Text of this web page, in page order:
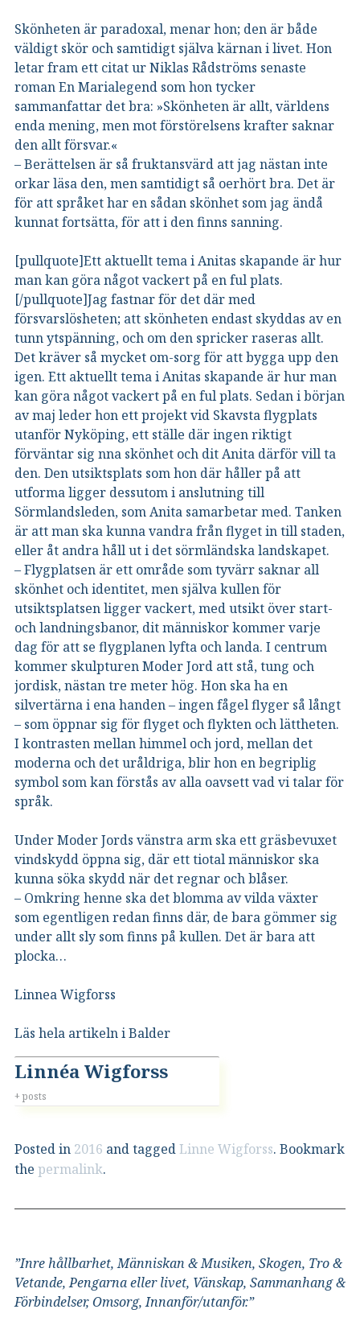
Skönheten är paradoxal, menar hon; den är både
väldigt skör och samtidigt själva kärnan i livet. Hon
letar fram ett citat ur Niklas Rådströms senaste
roman En Marialegend som hon tycker
sammanfattar det bra: »Skönheten är allt, världens
enda mening, men mot förstörelsens krafter saknar
den allt försvar.«
– Berättelsen är så fruktansvärd att jag nästan inte
orkar läsa den, men samtidigt så oerhört bra. Det är
för att språket har en sådan skönhet som jag ändå
kunnat fortsätta, för att i den finns sanning.
[pullquote]Ett aktuellt tema i Anitas skapande är hur
man kan göra något vackert på en ful plats.
[/pullquote]Jag fastnar för det där med
försvarslösheten; att skönheten endast skyddas av en
tunn ytspänning, och om den spricker raseras allt.
Det kräver så mycket om-sorg för att bygga upp den
igen. Ett aktuellt tema i Anitas skapande är hur man
kan göra något vackert på en ful plats. Sedan i början
av maj leder hon ett projekt vid Skavsta flygplats
utanför Nyköping, ett ställe där ingen riktigt
förväntar sig nna skönhet och dit Anita därför vill ta
den. Den utsiktsplats som hon där håller på att
utforma ligger dessutom i anslutning till
Sörmlandsleden, som Anita samarbetar med. Tanken
är att man ska kunna vandra från flyget in till staden,
eller åt andra håll ut i det sörmländska landskapet.
– Flygplatsen är ett område som tyvärr saknar all
skönhet och identitet, men själva kullen för
utsiktsplatsen ligger vackert, med utsikt över start-
och landningsbanor, dit människor kommer varje
dag för att se flygplanen lyfta och landa. I centrum
kommer skulpturen Moder Jord att stå, tung och
jordisk, nästan tre meter hög. Hon ska ha en
silvertärna i ena handen – ingen fågel flyger så långt
– som öppnar sig för flyget och flykten och lättheten.
I kontrasten mellan himmel och jord, mellan det
moderna och det uråldriga, blir hon en begriplig
symbol som kan förstås av alla oavsett vad vi talar för
språk.
Under Moder Jords vänstra arm ska ett gräsbevuxet
vindskydd öppna sig, där ett tiotal människor ska
kunna söka skydd när det regnar och blåser.
– Omkring henne ska det blomma av vilda växter
som egentligen redan finns där, de bara gömmer sig
under allt sly som finns på kullen. Det är bara att
plocka…
Linnea Wigforss
Läs hela artikeln i Balder
Linnéa Wigforss
+ posts
Posted in 2016 and taggedLinne Wigforss. Bookmark
the permalink.
”Inre hållbarhet, Människan & Musiken, Skogen, Tro &
Vetande, Pengarna eller livet, Vänskap, Sammanhang &
Förbindelser, Omsorg, Innanför/utanför.”